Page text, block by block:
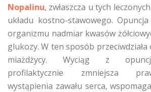
Nopalinu, zwłaszcza u tych
układu kostno-stawowego.
organizmu nadmiar kwasów
glukozy. W ten sposób przeciwdziała
miażdżycy. Wyciąg z
profilaktycznie zmniejsza
wystąpienia zawału serca,